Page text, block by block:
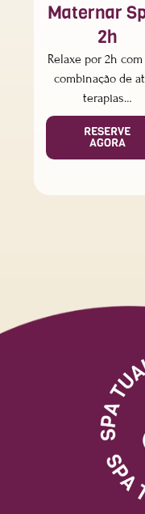
Maternar
2h
Relaxe por 2h com
combinação de
terapias…
RESERVE
AGORA